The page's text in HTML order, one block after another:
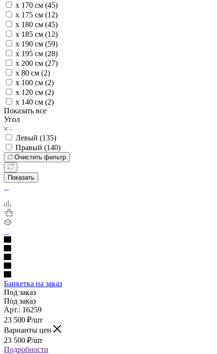
х 170 см (45)
х 175 см (12)
х 180 см (45)
х 185 см (12)
х 190 см (59)
х 195 см (28)
х 200 см (27)
х 80 см (2)
х 100 см (2)
х 120 см (2)
х 140 см (2)
Показать все
Угол
Левый (135)
Правый (140)
Очистить фильтр
Показать
Банкетка на заказ
Под заказ
Под заказ
Арт.: 16259
23 500 ₽/шт
Варианты цен
23 500 ₽/шт
Подробности